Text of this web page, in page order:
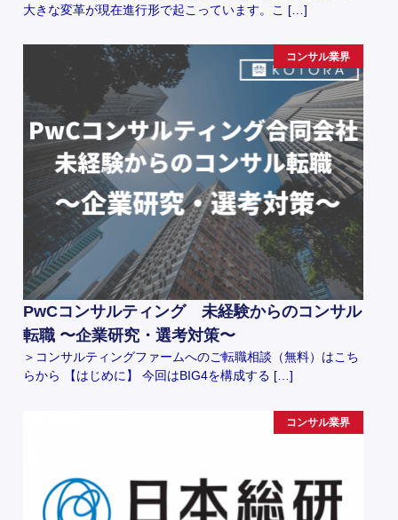
大きな変革が現在進行形で起こっています。こ […]
コンサル業界
PwCコンサルティング 未経験からのコンサル
転職 〜企業研究・選考対策〜
＞コンサルティングファームへのご転職相談（無料）はこち
らから 【はじめに】 今回はBIG4を構成する […]
コンサル業界